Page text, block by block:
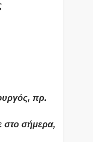
πρ.
στο σήμερα,